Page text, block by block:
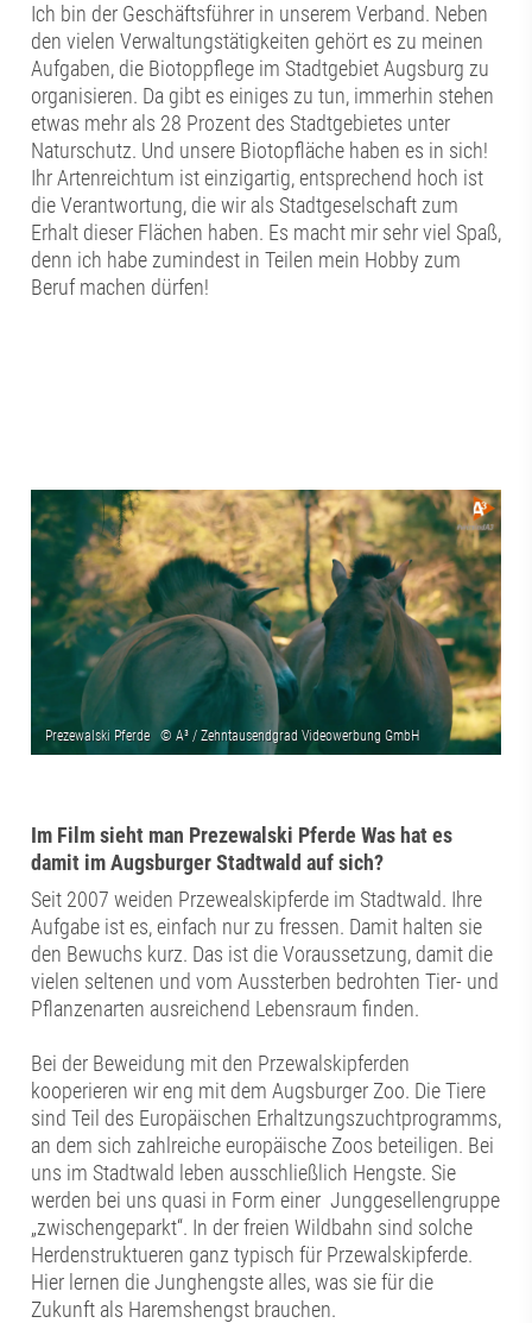
Ich bin der Geschäftsführer in unserem Verband. Neben
den vielen Verwaltungstätigkeiten gehört es zu meinen
Aufgaben, die Biotoppflege im Stadtgebiet Augsburg zu
organisieren. Da gibt es einiges zu tun, immerhin stehen
etwas mehr als 28 Prozent des Stadtgebietes unter
Naturschutz. Und unsere Biotopfläche haben es in sich!
Ihr Artenreichtum ist einzigartig, entsprechend hoch ist
die Verantwortung, die wir als Stadtgeselschaft zum
Erhalt dieser Flächen haben. Es macht mir sehr viel Spaß,
denn ich habe zumindest in Teilen mein Hobby zum
Beruf machen dürfen!
Im Film sieht man Prezewalski Pferde Was hat es
damit im Augsburger Stadtwald auf sich?
Seit 2007 weiden Przewealskipferde im Stadtwald. Ihre
Aufgabe ist es, einfach nur zu fressen. Damit halten sie
den Bewuchs kurz. Das ist die Voraussetzung, damit die
vielen seltenen und vom Aussterben bedrohten Tier- und
Pflanzenarten ausreichend Lebensraum finden.
Bei der Beweidung mit den Przewalskipferden
kooperieren wir eng mit dem Augsburger Zoo. Die Tiere
sind Teil des Europäischen Erhaltzungszuchtprogramms,
an dem sich zahlreiche europäische Zoos beteiligen. Bei
uns im Stadtwald leben ausschließlich Hengste. Sie
werden bei uns quasi in Form einer Junggesellengruppe
„zwischengeparkt“. In der freien Wildbahn sind solche
Herdenstruktueren ganz typisch für Przewalskipferde.
Hier lernen die Junghengste alles, was sie für die
Zukunft als Haremshengst brauchen.